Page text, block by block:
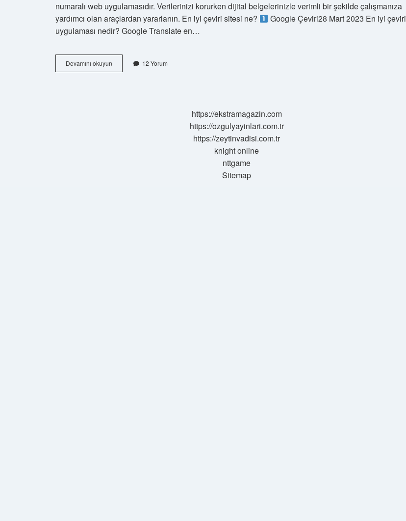
numaralı web uygulamasıdır. Verilerinizi korurken dijital belgelerinizle verimli bir şekilde çalışmanıza
yardımcı olan araçlardan yararlanın. En iyi çeviri sitesi ne?
Google Çeviri28 Mart 2023 En iyi çeviri
uygulaması nedir? Google Translate en…
Devamını okuyun
Love
12 Yorum
https://ekstramagazin.com
https://ozgulyayinlari.com.tr
https://zeytinvadisi.com.tr
knight online
nttgame
Sitemap